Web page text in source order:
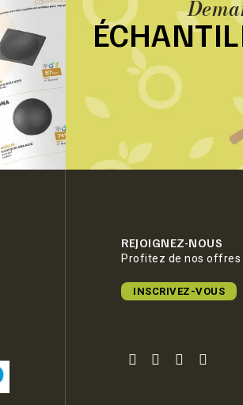
REJOIGNEZ-NOUS
Profitez de nos offres
INSCRIVEZ-VOUS